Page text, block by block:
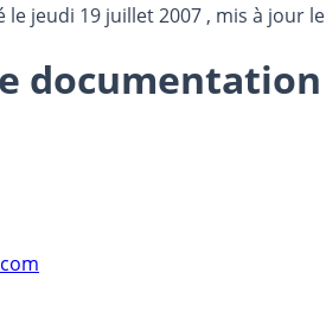
le jeudi 19 juillet 2007 , mis à jour le
documentation